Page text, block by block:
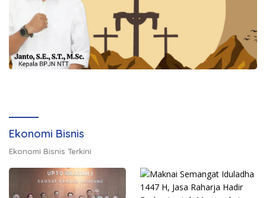
Ekonomi Bisnis
Ekonomi Bisnis Terkini